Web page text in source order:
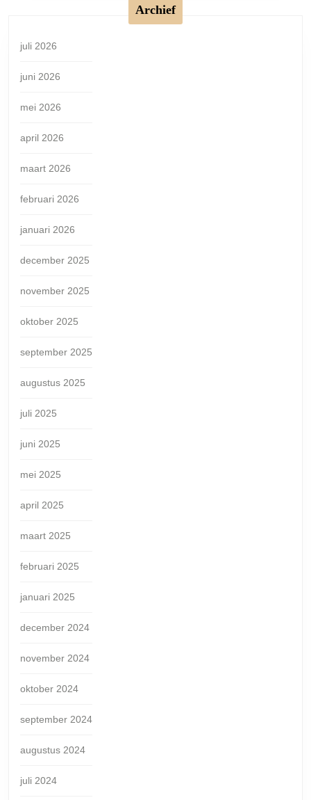
Archief
juli 2026
juni 2026
mei 2026
april 2026
maart 2026
februari 2026
januari 2026
december 2025
november 2025
oktober 2025
september 2025
augustus 2025
juli 2025
juni 2025
mei 2025
april 2025
maart 2025
februari 2025
januari 2025
december 2024
november 2024
oktober 2024
september 2024
augustus 2024
juli 2024